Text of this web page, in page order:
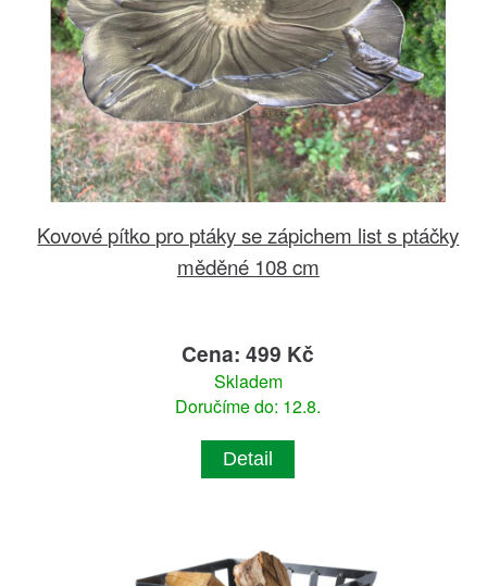
Kovové pítko pro ptáky se zápichem list s ptáčky
měděné 108 cm
Cena: 499 Kč
Skladem
Doručíme do: 12.8.
Detail